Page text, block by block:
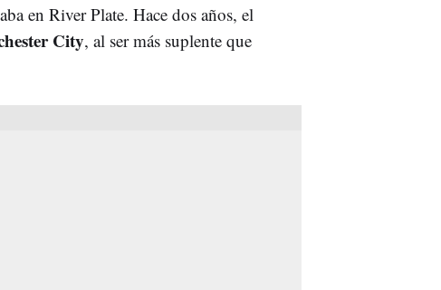
en River Plate. Hace dos años, el
City, al ser más suplente que